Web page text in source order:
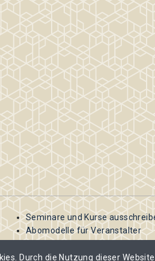
Seminare und Kurse
Abomodelle für Veranstalter
Durch die Nutzung dieser